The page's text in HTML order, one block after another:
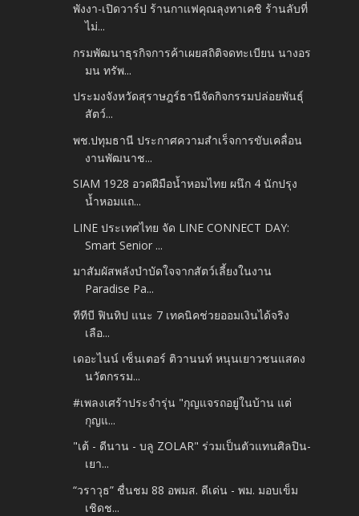
พังงา-เปิดวาร์ป ร้านกาแฟคุณลุงทาเคชิ ร้านลับที่
ไม่...
กรมพัฒนาธุรกิจการค้าเผยสถิติจดทะเบียน นางอร
มน ทรัพ...
ประมงจังหวัดสุราษฎร์ธานีจัดกิจกรรมปล่อยพันธุ์
สัตว์...
พช.ปทุมธานี ประกาศความสำเร็จการขับเคลื่อน
งานพัฒนาช...
SIAM 1928 อวดฝีมือน้ำหอมไทย ผนึก 4 นักปรุง
น้ำหอมแถ...
LINE ประเทศไทย จัด LINE CONNECT DAY:
Smart Senior ...
มาสัมผัสพลังบำบัดใจจากสัตว์เลี้ยงในงาน
Paradise Pa...
ทีทีบี ฟินทิป แนะ 7 เทคนิคช่วยออมเงินได้จริง
เลือ...
เดอะไนน์ เซ็นเตอร์ ติวานนท์ หนุนเยาวชนแสดง
นวัตกรรม...
#เพลงเศร้าประจำรุ่น "กุญแจรถอยู่ในบ้าน แต่
กุญแ...
"เต้ - ดีนาน - บลู ZOLAR" ร่วมเป็นตัวแทนศิลปิน-
เยา...
“วราวุธ” ชื่นชม 88 อพมส. ดีเด่น - พม. มอบเข็ม
เชิดช...